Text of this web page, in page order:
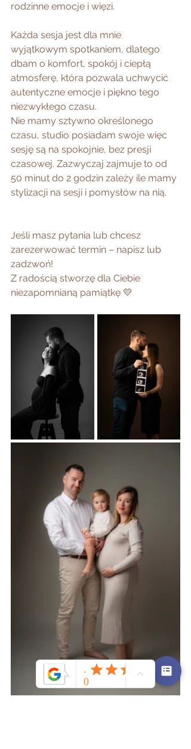
rodzinne emocje i więzi.
Każda sesja jest dla mnie
wyjątkowym spotkaniem, dlatego
dbam o komfort, spokój i ciepłą
atmosferę, która pozwala uchwycić
autentyczne emocje i piękno tego
niezwykłego czasu.
Nie mamy sztywno określonego
czasu, studio posiadam swoje więc
sesję są na spokojnie, bez presji
czasowej. Zazwyczaj zajmuje to od
50 minut do 2 godzin zależy ile mamy
stylizacji na sesji i pomysłów na nią.
Jeśli masz pytania lub chcesz
zarezerwować termin – napisz lub
zadzwoń!
Z radością stworzę dla Ciebie
niezapomnianą pamiątkę 💛